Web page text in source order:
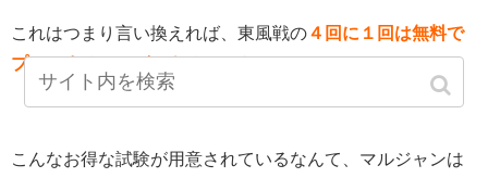
これはつまり言い換えれば、東風戦の４回に１回は無料で
プレーすることができるということです。
こんなお得な試験が用意されているなんて、マルジャンは